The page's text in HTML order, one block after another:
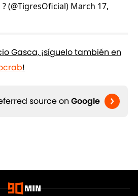
(@TigresOficial) March 17,
Gasca, ¡síguelo también en
!
source on Google